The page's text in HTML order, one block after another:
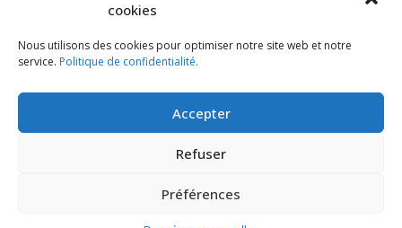
cookies
Nous utilisons des cookies pour optimiser notre site web et notre
service. Politique de confidentialité.
Accepter
Refuser
Préférences
Marteau
en bois
3.40€